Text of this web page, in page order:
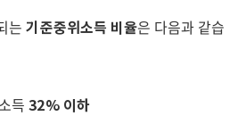
는기준중위소득 비율은 다음과 같습
득32% 이하